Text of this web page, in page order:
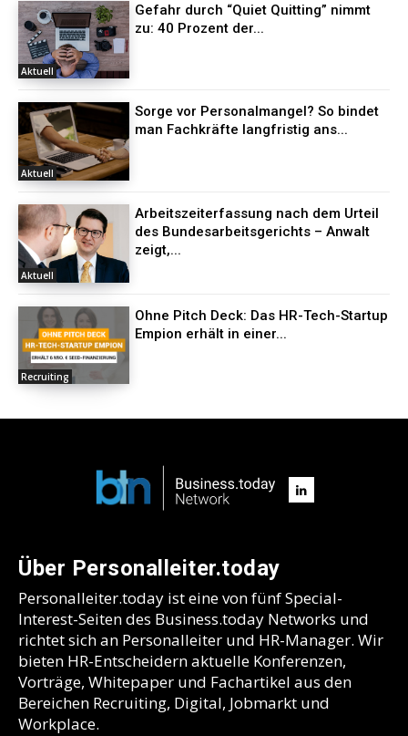
Aktuell
Gefahr durch “Quiet Quitting” nimmt
zu: 40 Prozent der...
Aktuell
Sorge vor Personalmangel? So bindet
man Fachkräfte langfristig ans...
Aktuell
Arbeitszeiterfassung nach dem Urteil
des Bundesarbeitsgerichts – Anwalt
zeigt,...
Recruiting
Ohne Pitch Deck: Das HR-Tech-Startup
Empion erhält in einer...
Über Personalleiter.today
Personalleiter.today ist eine von fünf Special-
Interest-Seiten des Business.today Networks und
richtet sich an Personalleiter und HR-Manager. Wir
bieten HR-Entscheidern aktuelle Konferenzen,
Vorträge, Whitepaper und Fachartikel aus den
Bereichen Recruiting, Digital, Jobmarkt und
Workplace.